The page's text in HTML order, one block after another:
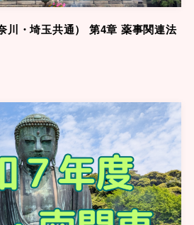
川・埼玉共通） 第4章 薬事関連法